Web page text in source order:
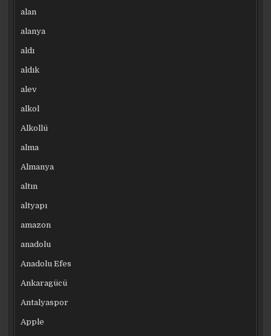
alan
alanya
aldı
aldık
alev
alkol
Alkollü
alma
Almanya
altın
altyapı
amazon
anadolu
Anadolu Efes
Ankaragücü
Antalyaspor
Apple